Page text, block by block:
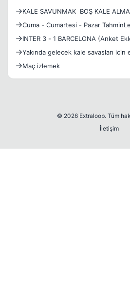
KALE SAVUNMAK ️ BOŞ KALE
Silkroad Online Türkiye Nemrut
Cuma - Cumartesi - Pazar
INTER 3 - 1
Yakında gelecek kale savasları
Maç izlemek
© 2026 Extraloob. Tüm
İletişim